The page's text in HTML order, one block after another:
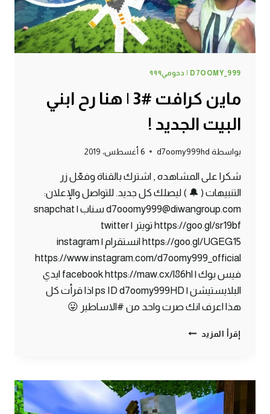
D7OOMY_999 | دحومي٩٩٩
ماين كرافت #3 | هنا رح ابني
البيت الجديد !
بواسطة d7oomy999hd 6 أغسطس، 2019
شكرا على المشاهده , اشترك بالقناة وفعّل زر
التنبيهات ( 🔔 ) ليصلك كل جديد. للتواصل والإعلان:
d7ooomy999@diwangroup.com سناب | snapchat
https://goo.gl/sr19bf تويتر | twitter
https://goo.gl/UGEG15 انستقرام | instagram
https://www.instagram.com/d7oomy999_official
فيس بوك | facebook https://maw.cx/l86hl ايدي
البلايستيشن | ps ID d7oomy999HD اذا قرأت كل
هذا اعرف انك صرت واحد من #الاساطير 😛
إقرأ المزيد ماين
هنا
رح
ابني